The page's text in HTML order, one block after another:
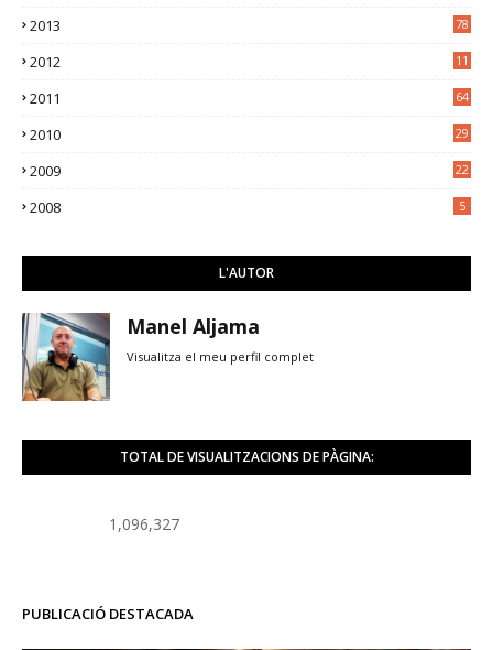
2013 78
2012
11
2011 64
2010 29
2009 22
2008 5
L'AUTOR
Manel Aljama
Visualitza el meu perfil complet
TOTAL DE VISUALITZACIONS DE PÀGINA:
1,096,327
PUBLICACIÓ DESTACADA